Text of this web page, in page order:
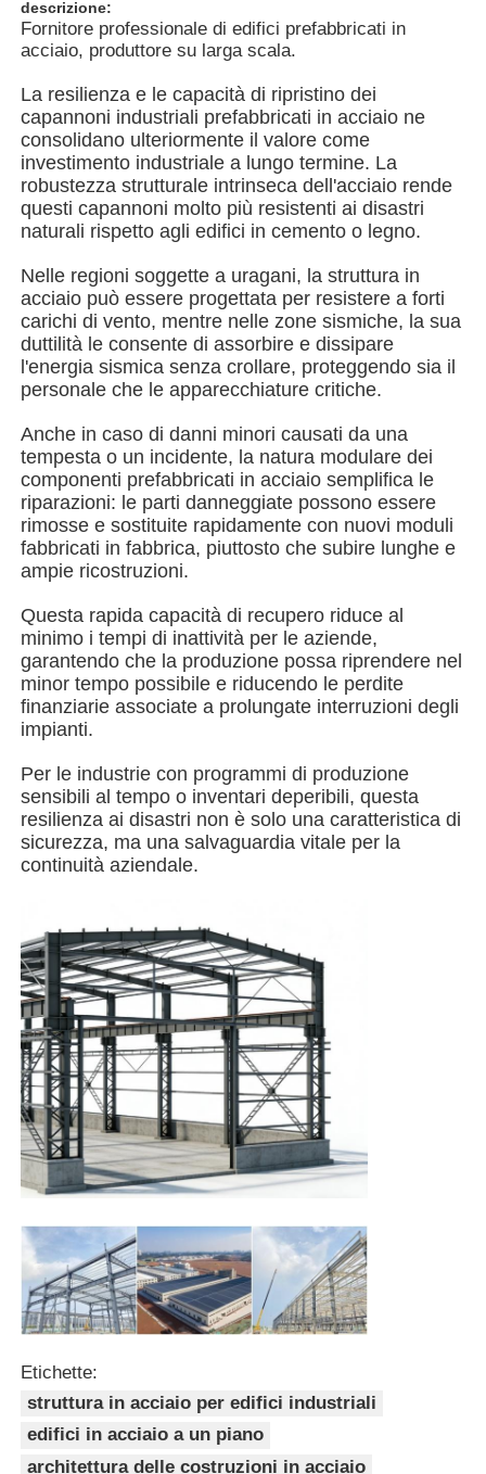
Chi siamo
Fatory Tour
Controllo di qualità
Contattaci
notizie
Richiedere un preventivo
Edificio della struttura in acciaio
Laboratorio di strutture in acciaio
magazzino di strutture in acciaio
Struttura d'acciaio pesante
Ufficio della struttura in acciaio
Pollaio con struttura in acciaio
Struttura in acciaio a più piani
Struttura industriale in acciaio
Edificio pubblico in acciaio
Struttura dell'acciaio commerciale
Struttura in acciaio prefabbricata
descrizione:
Fornitore professionale di edifici prefabbricati in
acciaio, produttore su larga scala.
La resilienza e le capacità di ripristino dei
capannoni industriali prefabbricati in acciaio ne
consolidano ulteriormente il valore come
investimento industriale a lungo termine. La
robustezza strutturale intrinseca dell'acciaio rende
questi capannoni molto più resistenti ai disastri
naturali rispetto agli edifici in cemento o legno.
Nelle regioni soggette a uragani, la struttura in
acciaio può essere progettata per resistere a forti
carichi di vento, mentre nelle zone sismiche, la sua
duttilità le consente di assorbire e dissipare
l'energia sismica senza crollare, proteggendo sia il
personale che le apparecchiature critiche.
Anche in caso di danni minori causati da una
tempesta o un incidente, la natura modulare dei
componenti prefabbricati in acciaio semplifica le
riparazioni: le parti danneggiate possono essere
rimosse e sostituite rapidamente con nuovi moduli
fabbricati in fabbrica, piuttosto che subire lunghe e
ampie ricostruzioni.
Questa rapida capacità di recupero riduce al
minimo i tempi di inattività per le aziende,
garantendo che la produzione possa riprendere nel
minor tempo possibile e riducendo le perdite
finanziarie associate a prolungate interruzioni degli
impianti.
Per le industrie con programmi di produzione
sensibili al tempo o inventari deperibili, questa
resilienza ai disastri non è solo una caratteristica di
sicurezza, ma una salvaguardia vitale per la
continuità aziendale.
Etichette:
struttura in acciaio per edifici industriali
edifici in acciaio a un piano
architettura delle costruzioni in acciaio